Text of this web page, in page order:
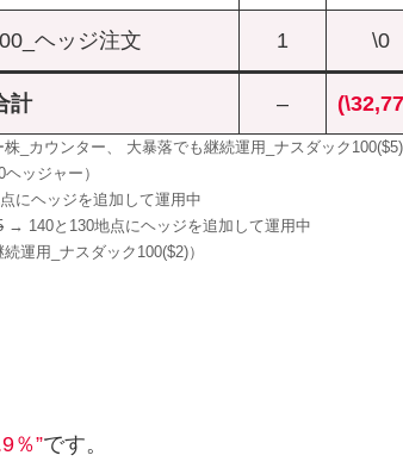
ヘッジ注文 1 \0
計 –
_カウンター、 大暴落でも継続運用_ナスダック100($5)
ッジャー）
にヘッジを追加して運用中
→ 140と130地点にヘッジを追加して運用中
運用_ナスダック100($2)）
％”です。